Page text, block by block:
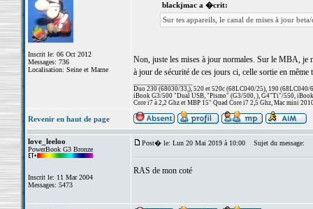
Inscrit le: 06 Oct 2012
Messages: 736
Localisation: Seine et Marne
blackjmac a �crit:
Sur tes appareils, le canal de mises à jour
Non, juste les mises à jour normales. Sur le MBA, je
à jour de sécurité de ces jours ci, celle sortie en
Duo 230 (68030/33,), 520 et 520c (68LC040/25), 190 (68LC040/
iBook G3/500 "Dual USB, "Pismo" (G3/500, ), G4"Ti"/550,
Core i7 à 2,2 Ghz et MBP 15" Quad Core i7 2,5 Ghz, Mac mini
Revenir en haut de page
love_leeloo
PowerBook G3 Bronze
Inscrit le: 11 Mar 2004
Messages: 5473
Post� le: Lun 20 Mai 2019 à 10:00 Sujet du message:
RAS de mon coté